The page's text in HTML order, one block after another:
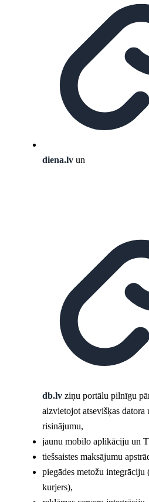
diena.lv un
db.lv ziņu portālu pilnīgu
aizvietojot atsevišķas
risinājumu,
jaunu mobilo aplikāciju un
tiešsaistes maksājumu
piegādes metožu integrāciju
kurjers),